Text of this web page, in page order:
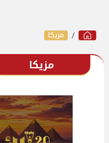
مزيكا
مزيكا